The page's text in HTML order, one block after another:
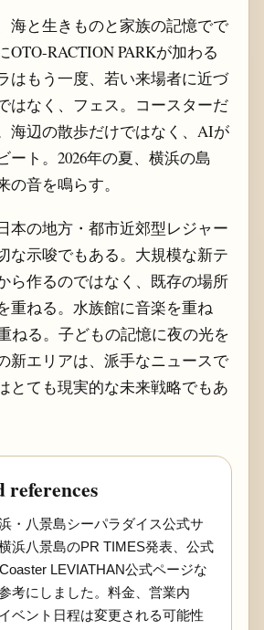
海と生きものと家族の記憶でで
OTO-RACTION PARKが加わる
はもう一度、若い来場者に近づ
はなく、フェス。コースターだ
海辺の散歩だけではなく、AIが
ート。2026年の夏、横浜の島
の音を鳴らす。
本の地方・都市近郊型レジャー
な示唆でもある。大規模な新テ
ら作るのではなく、既存の場所
重ねる。水族館に音楽を重ね
ねる。子どもの記憶に夜の光を
新エリアは、派手なニュースで
とても現実的な未来戦略でもあ
references
・八景島シーパラダイス公式サ
浜八景島のPR TIMES発表、公式
LEVIATHAN公式ページな
考にしました。料金、営業内
ベント日程は変更される可能性